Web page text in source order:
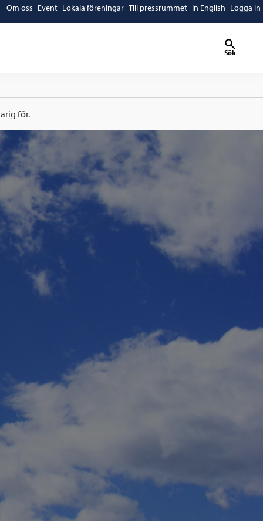
Om oss Event Lokala föreningar Till pressrummet In English Logga in
Sök
för.